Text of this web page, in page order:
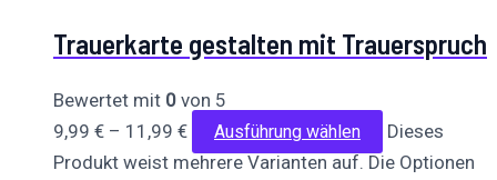
Trauerkarte gestalten mit Trauerspruch
Bewertet mit 0 von 5
9,99 € – 11,99 € Ausführung wählen
Dieses
Produkt weist mehrere Varianten auf. Die Optionen